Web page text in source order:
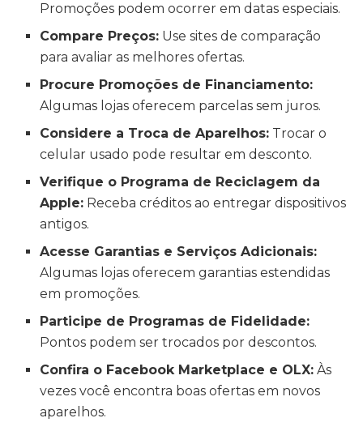
Promoções podem ocorrer em datas especiais.
Compare Preços: Use sites de comparação
para avaliar as melhores ofertas.
Procure Promoções de Financiamento:
Algumas lojas oferecem parcelas sem juros.
Considere a Troca de Aparelhos: Trocar o
celular usado pode resultar em desconto.
Verifique o Programa de Reciclagem da
Apple: Receba créditos ao entregar dispositivos
antigos.
Acesse Garantias e Serviços Adicionais:
Algumas lojas oferecem garantias estendidas
em promoções.
Participe de Programas de Fidelidade:
Pontos podem ser trocados por descontos.
Confira o Facebook Marketplace e OLX: Às
vezes você encontra boas ofertas em novos
aparelhos.